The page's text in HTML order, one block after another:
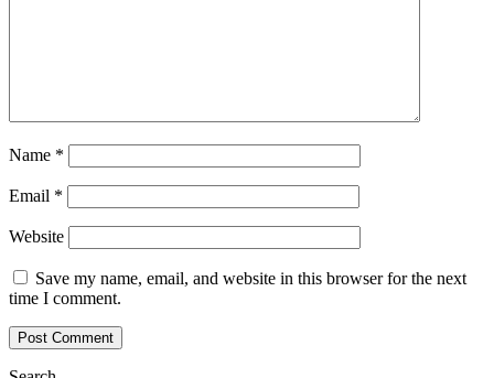
Name *
Email *
Website
Save my name, email, and website in this browser for the next
time I comment.